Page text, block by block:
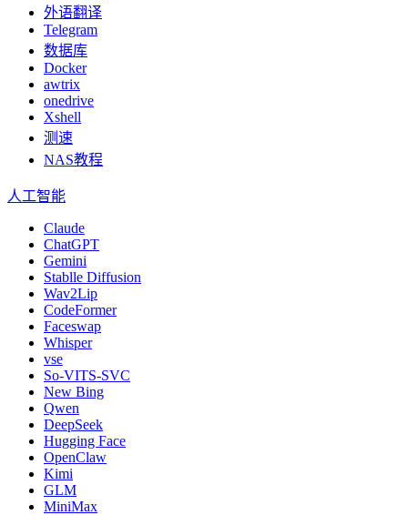
外语翻译
Telegram
数据库
Docker
awtrix
onedrive
Xshell
测速
NAS教程
人工智能
Claude
ChatGPT
Gemini
Stablle Diffusion
Wav2Lip
CodeFormer
Faceswap
Whisper
vse
So-VITS-SVC
New Bing
Qwen
DeepSeek
Hugging Face
OpenClaw
Kimi
GLM
MiniMax